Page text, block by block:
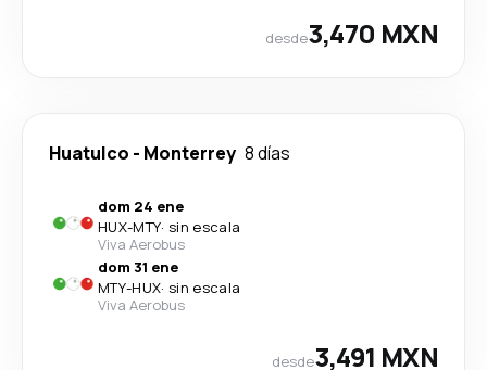
desde3,470 MXN
Huatulco - Monterrey 8 días
dom 24 ene
HUX-MTY· sin escala
Viva Aerobus
dom 31 ene
MTY-HUX· sin escala
Viva Aerobus
desde3,491 MXN